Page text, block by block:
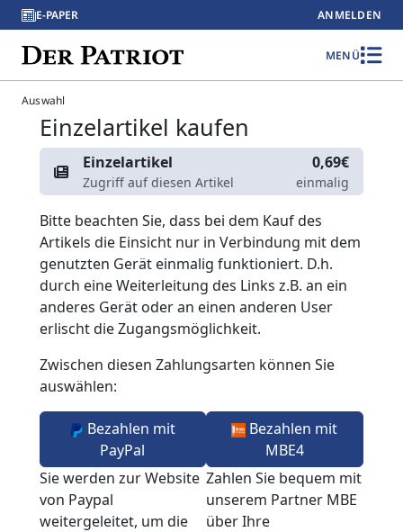
E-PAPER ANMELDEN
MENÜ
Auswahl
Einzelartikel kaufen
Einzelartikel
Zugriff auf diesen Artikel
0,69€
einmalig
Bitte beachten Sie, dass bei dem Kauf des
Artikels die Einsicht nur in Verbindung mit dem
genutzten Gerät einmalig funktioniert. D.h.
durch eine Weiterleitung des Links z.B. an ein
anderes Gerät oder an einen anderen User
erlischt die Zugangsmöglichkeit.
Zwischen diesen Zahlungsarten können Sie
auswählen:
Bezahlen mit
PayPal
Sie werden zur Website
von Paypal
weitergeleitet, um die
Bezahlen mit
MBE4
Zahlen Sie bequem mit
unserem Partner MBE
über Ihre